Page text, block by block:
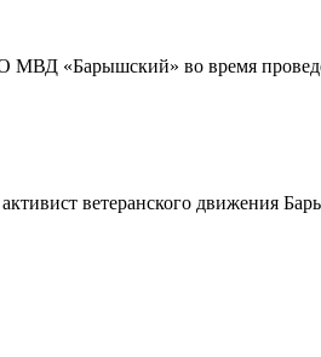
«Барышский» во время
ветеранского движения